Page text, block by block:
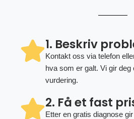
1. Beskriv
Kontakt oss via telefon
hva som er galt. Vi gir deg
vurdering.
2. Få et fast
Etter en gratis diagnose